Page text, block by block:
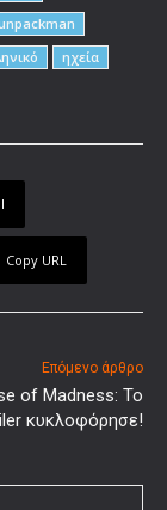
ηχεία
Copy URL
Επόμενο άρθρο
of Madness: Το
κυκλοφόρησε!